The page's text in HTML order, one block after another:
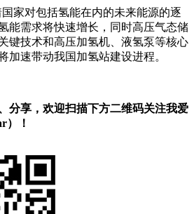
家对包括氢能在内的未来能源的逐
能需求将快速增长，同时高压气态储
键技术和高压加氢机、液氢泵等核心
加速带动我国加氢站建设进程。
分享，欢迎扫描下方二维码关注我爱
）！